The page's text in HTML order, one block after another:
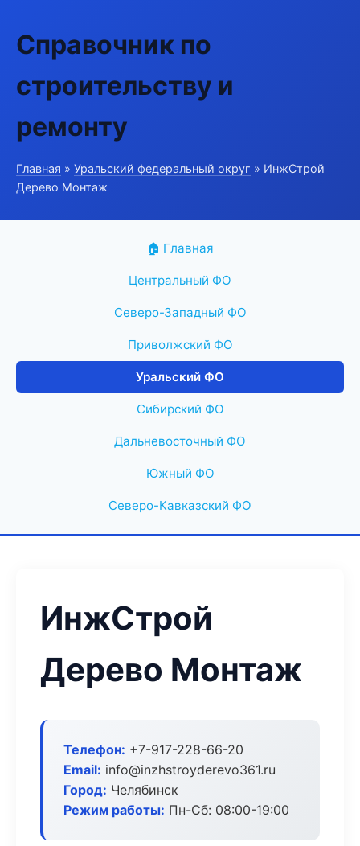
Справочник по
строительству и
ремонту
Главная » Уральский федеральный округ » ИнжСтрой
Дерево Монтаж
🏠 Главная
Центральный ФО
Северо-Западный ФО
Приволжский ФО
Уральский ФО
Сибирский ФО
Дальневосточный ФО
Южный ФО
Северо-Кавказский ФО
ИнжСтрой
Дерево Монтаж
Телефон: +7-917-228-66-20
Email: info@inzhstroyderevo361.ru
Город: Челябинск
Режим работы: Пн-Сб: 08:00-19:00